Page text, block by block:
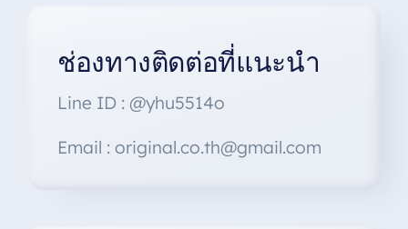
ช่องทางติดต่อที่แนะนำ
Line ID : @yhu5514o
Email : original.co.th@gmail.com